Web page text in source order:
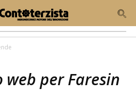
web per Faresin